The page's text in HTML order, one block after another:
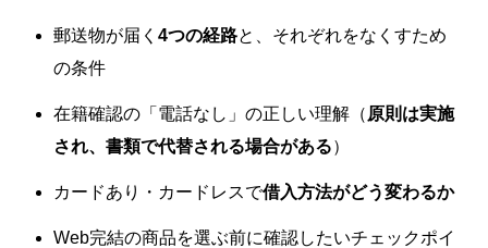
郵送物が届く 4つの経路と、それぞれをなくすため
の条件
在籍確認の「電話なし」の正しい理解（ 原則は実施
され、書類で代替される場合がある）
カードあり・カードレスで借入方法がどう変わるか
Web完結の商品を選ぶ前に確認したいチェックポイ